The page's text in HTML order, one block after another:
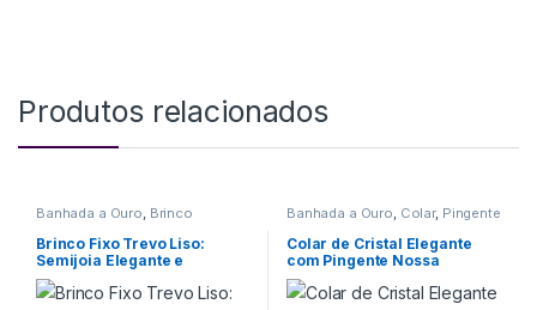
Produtos relacionados
Banhada a Ouro, Brinco
Brinco Fixo Trevo Liso:
Semijoia Elegante e
Sofisticada para Todas as
Ocasiões
Banhada a Ouro, Colar, Pingente
Colar de Cristal Elegante
com Pingente Nossa
Senhora – Semijoia de Luxo